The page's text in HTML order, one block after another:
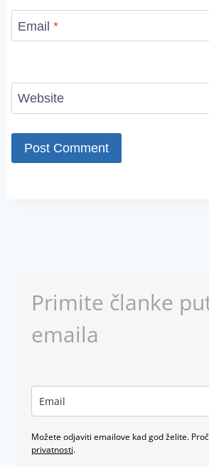
Email *
Website
Primite članke
emaila
Možete odjaviti emailove kad god želite.
privatnosti.